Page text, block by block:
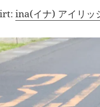
ina(イナ) アイリッ